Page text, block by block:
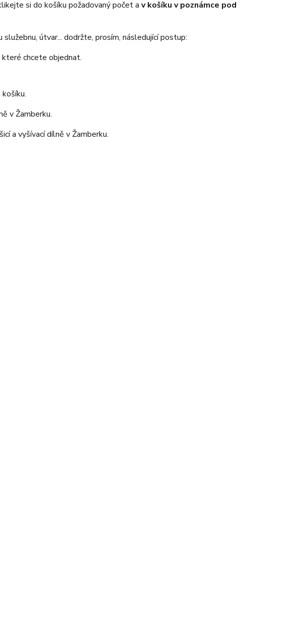
si do košíku požadovaný počet a v košíku v poznámce pod
útvar... dodržte, prosím, následující postup:
chcete objednat.
v Žamberku.
a vyšívací dílně v Žamberku.